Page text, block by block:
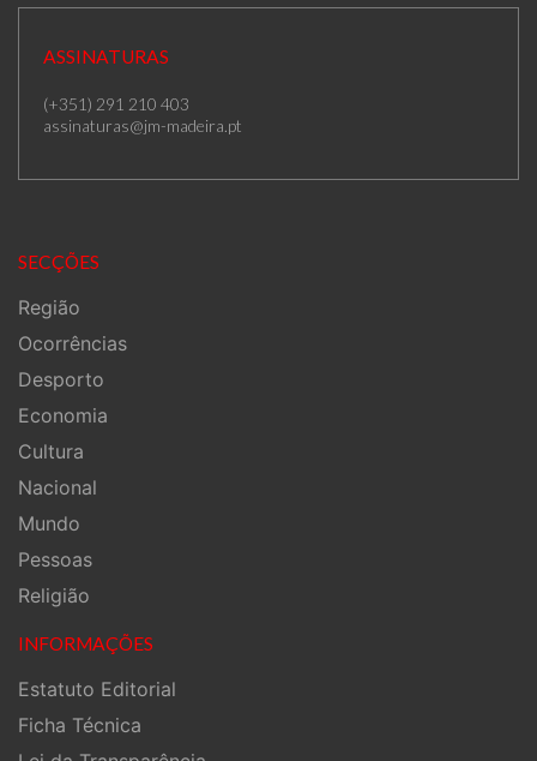
ASSINATURAS
(+351) 291 210 403
assinaturas@jm-madeira.pt
SECÇÕES
Região
Ocorrências
Desporto
Economia
Cultura
Nacional
Mundo
Pessoas
Religião
INFORMAÇÕES
Estatuto Editorial
Ficha Técnica